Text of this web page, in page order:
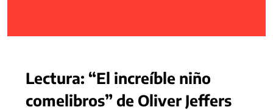
Lectura: “El increíble niño
comelibros” de Oliver Jeffers